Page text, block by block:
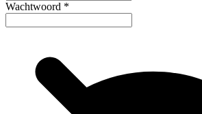
Wachtwoord *